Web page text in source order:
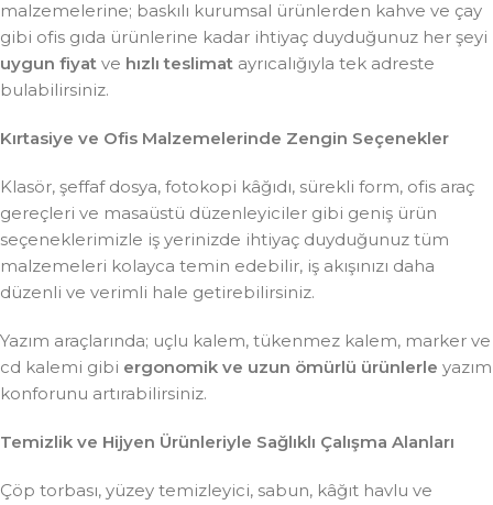
malzemelerine; baskılı kurumsal ürünlerden kahve ve çay
gibi ofis gıda ürünlerine kadar ihtiyaç duyduğunuz her şeyi
uygun fiyat ve hızlı teslimat ayrıcalığıyla tek adreste
bulabilirsiniz.
Kırtasiye ve Ofis Malzemelerinde Zengin Seçenekler
Klasör, şeffaf dosya, fotokopi kâğıdı, sürekli form, ofis araç
gereçleri ve masaüstü düzenleyiciler gibi geniş ürün
seçeneklerimizle iş yerinizde ihtiyaç duyduğunuz tüm
malzemeleri kolayca temin edebilir, iş akışınızı daha
düzenli ve verimli hale getirebilirsiniz.
Yazım araçlarında; uçlu kalem, tükenmez kalem, marker ve
cd kalemi gibi ergonomik ve uzun ömürlü ürünlerle yazım
konforunu artırabilirsiniz.
Temizlik ve Hijyen Ürünleriyle Sağlıklı Çalışma Alanları
Çöp torbası, yüzey temizleyici, sabun, kâğıt havlu ve